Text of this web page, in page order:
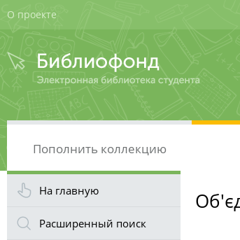
О проекте
Пополнить коллекцию
На главную
Расширенный поиск